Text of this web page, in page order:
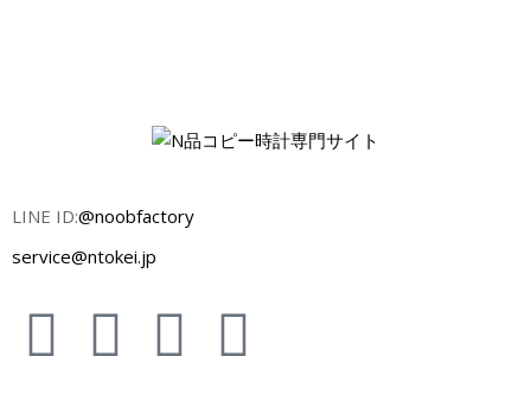
LINE ID:@noobfactory
service@ntokei.jp